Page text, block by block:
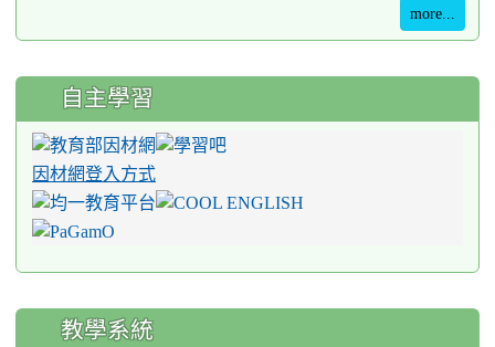
more...
自主學習
因材網登入方式
教學系統